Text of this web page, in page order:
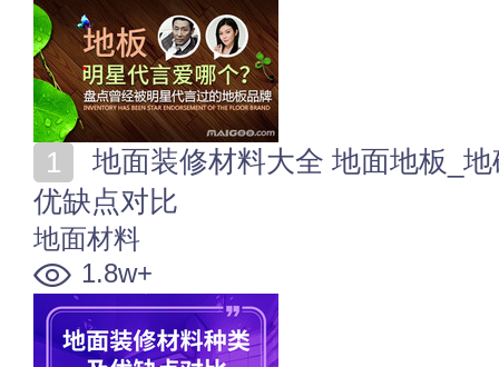
优缺点对比
地面材料
1.8w+